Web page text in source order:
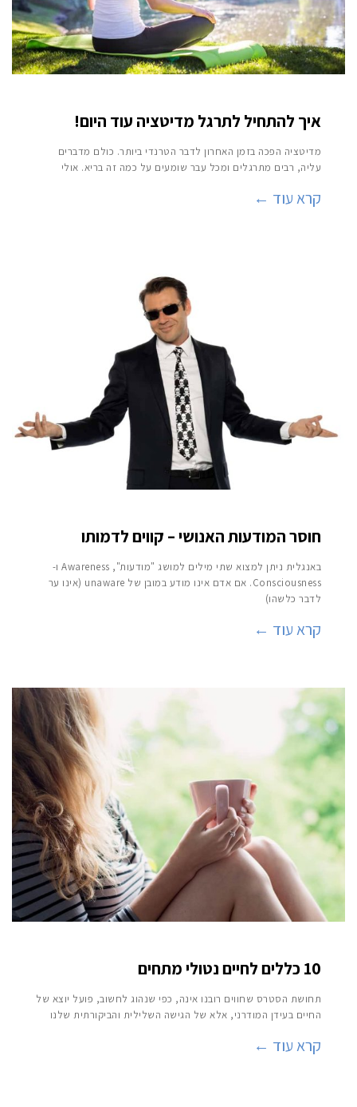
איך להתחיל לתרגל מדיטציה עוד היום!
מדיטציה הפכה בזמן האחרון לדבר הטרנדי ביותר. כולם מדברים
עליה, רבים מתרגלים ומכל עבר שומעים על כמה זה בריא. אולי
קרא עוד ←
חוסר המודעות האנושי – קווים לדמותו
באנגלית ניתן למצוא שתי מילים למושג "מודעות", Awareness ו-
Consciousness. אם אדם אינו מודע במובן של unaware (אינו ער
לדבר כלשהו)
קרא עוד ←
10 כללים לחיים נטולי מתחים
תחושת הסטרס שחווים רובנו אינה, כפי שנהוג לחשוב, פועל יוצא של
החיים בעידן המודרני, אלא של הגישה השלילית והביקורתית שלנו
קרא עוד ←